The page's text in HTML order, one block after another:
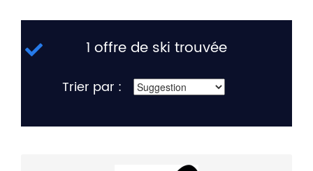
1 offre de ski trouvée
Trier par :